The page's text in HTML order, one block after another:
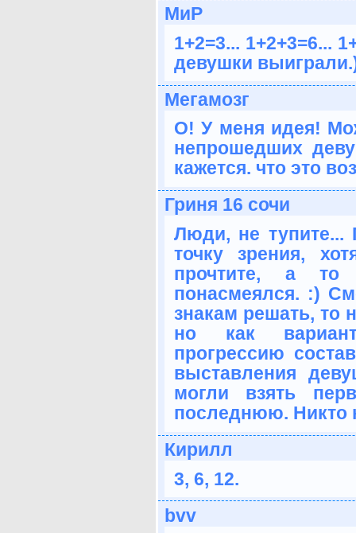
МиР
1+2=3... 1+2+3=6...
девушки
Мегамозг
О! У меня идея!
непрошедших
кажется. что это
Гриня 16 сочи
Люди, не тупите...
точку зрения,
прочтите, а
понасмеялся. :)
знакам решать, то
но как
прогрессию
выставления
могли взять
последнюю. Никто
Кирилл
3, 6, 12.
bvv